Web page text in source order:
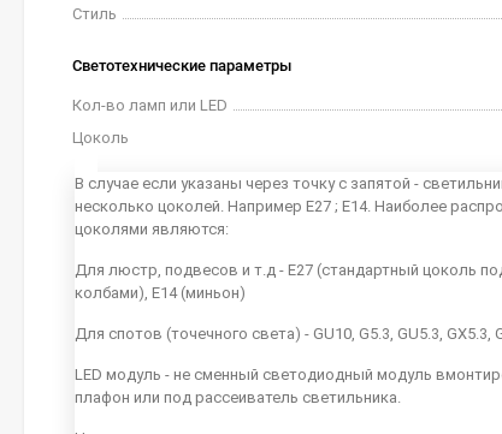
Стиль
Светотехнические параметры
Кол-во ламп или LED
Цоколь
В случае если указаны через точку с запятой -
несколько цоколей. Например E27 ; E14. Наиболее
цоколями являются:
Для люстр, подвесов и т.д - E27 (стандартный цоколь
колбами), E14 (миньон)
Для спотов (точечного света) - GU10, G5.3, GU5.3, GX5.3,
LED модуль - не сменный светодиодный модуль
плафон или под рассеиватель светильника.